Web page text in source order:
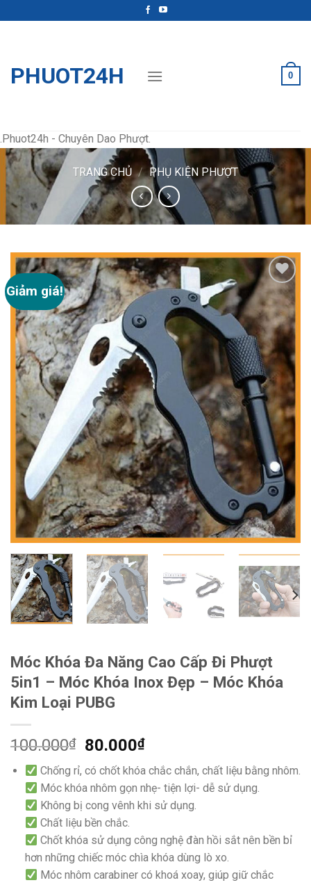
PHUOT24H 0
.Phuot24h - Chuyên Dao Phượt.
TRANG CHỦ / PHỤ KIỆN PHƯỢT
Giảm giá!
Add
to
wishlist
Móc Khóa Đa Năng Cao Cấp Đi Phượt
5in1 – Móc Khóa Inox Đẹp – Móc Khóa
Kim Loại PUBG
100.000₫ 80.000₫
Chống rỉ, có chốt khóa chắc chắn, chất liệu bằng nhôm.
Móc khóa nhôm gọn nhẹ- tiện lợi- dễ sử dụng.
Không bị cong vênh khi sử dụng.
Chất liệu bền chắc.
Chốt khóa sử dụng công nghệ đàn hồi sắt nên bền bỉ
hơn những chiếc móc chìa khóa dùng lò xo.
Móc nhôm carabiner có khoá xoay, giúp giữ chắc